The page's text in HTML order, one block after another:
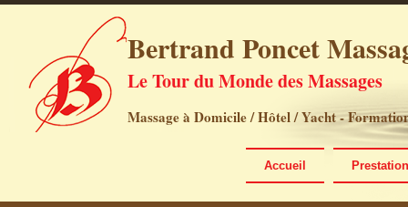
Bertrand Poncet
Le Tour du Monde des Massages
Massage à Domicile / Hôtel / Yacht -
Accueil